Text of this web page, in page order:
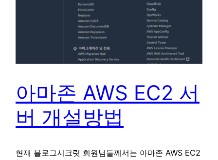
아마존 AWS EC2 서
버 개설방법
현재 블로그시크릿 회원님들께서는 아마존 AWS EC2